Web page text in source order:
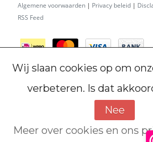
Algemene voorwaarden | Privacy beleid |
RSS Feed
Wij slaan cookies op om
verbeteren. Is dat
Nee
Meer over cookies en ons